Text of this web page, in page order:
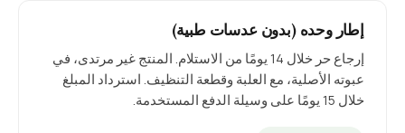
إطار وحده (بدون عدسات طبية)
إرجاع حر خلال 14 يومًا من الاستلام. المنتج غير مرتدى، في
عبوته الأصلية، مع العلبة وقطعة التنظيف. استرداد المبلغ
خلال 15 يومًا على وسيلة الدفع المستخدمة.